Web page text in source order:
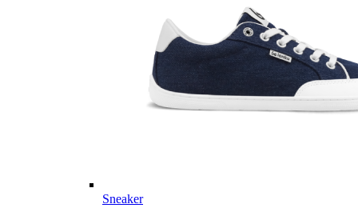
Sneaker